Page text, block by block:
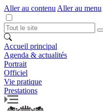
Aller au contenu Aller au menu
Accueil principal
Agenda & actualités
Portrait
Officiel
Vie pratique
Prestations